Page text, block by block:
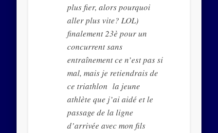
plus fier, alors pourquoi
aller plus vite? LOL)
finalement 23è pour un
concurrent sans
entraînement ce n’est pas si
mal, mais je retiendrais de
ce triathlon la jeune
athlète que j’ai aidé et le
passage de la ligne
d’arrivée avec mon fils